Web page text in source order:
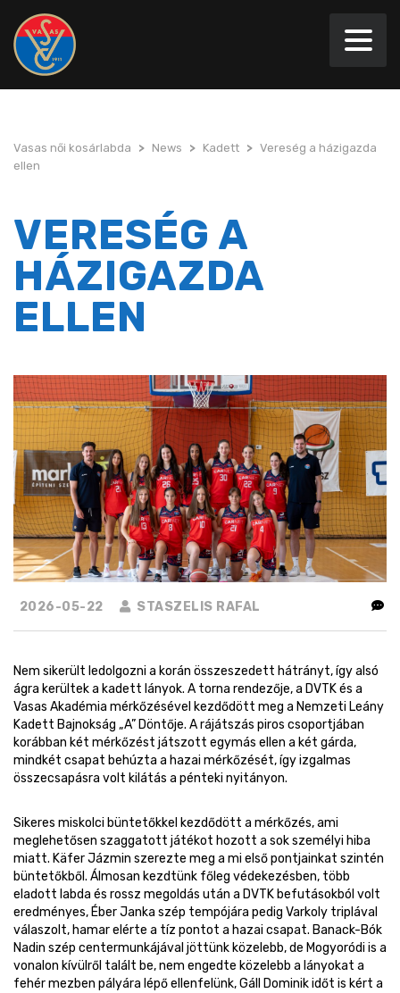
Vasas női kosárlabda > News > Kadett > Vereség a házigazda
ellen
VERESÉG A
HÁZIGAZDA
ELLEN
2026-05-22 STASZELIS RAFAL
Nem sikerült ledolgozni a korán összeszedett hátrányt, így alsó
ágra kerültek a kadett lányok. A torna rendezője, a DVTK és a
Vasas Akadémia mérkőzésével kezdődött meg a Nemzeti Leány
Kadett Bajnokság „A” Döntője. A rájátszás piros csoportjában
korábban két mérkőzést játszott egymás ellen a két gárda,
mindkét csapat behúzta a hazai mérkőzését, így izgalmas
összecsapásra volt kilátás a pénteki nyitányon.
Sikeres miskolci büntetőkkel kezdődött a mérkőzés, ami
meglehetősen szaggatott játékot hozott a sok személyi hiba
miatt. Käfer Jázmin szerezte meg a mi első pontjainkat szintén
büntetőkből. Álmosan kezdtünk főleg védekezésben, több
eladott labda és rossz megoldás után a DVTK befutásokból volt
eredményes, Éber Janka szép tempójára pedig Varkoly triplával
válaszolt, hamar elérte a tíz pontot a hazai csapat. Banack-Bók
Nadin szép centermunkájával jöttünk közelebb, de Mogyoródi is a
vonalon kívülről talált be, nem engedte közelebb a lányokat a
fehér mezben pályára lépő ellenfelünk, Gáll Dominik időt is kért a